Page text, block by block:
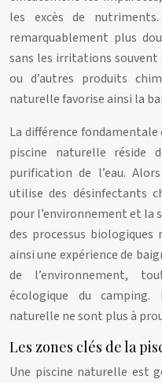
les excès de
remarquablement plus
sans les irritations souvent
ou d’autres produits
naturelle favorise ainsi la
La différence
piscine naturelle réside
purification de l’eau.
utilise des désinfectants
pour l’environnement et la
des processus
ainsi une expérience de
de l’environnement,
écologique du camping.
naturelle ne sont plus à
Les zones clés de la
Une piscine naturelle est